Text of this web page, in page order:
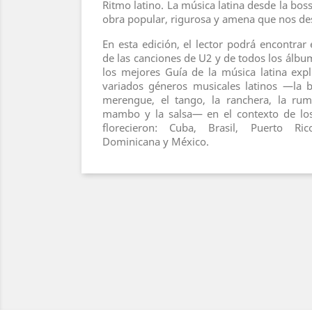
Ritmo latino. La música latina desde la
obra popular, rigurosa y amena que nos
En esta edición, el lector podrá
de las canciones de U2 y de todos los
los mejores Guía de la música latina
variados géneros musicales latinos —la
merengue, el tango, la ranchera, la
mambo y la salsa— en el contexto de
florecieron: Cuba, Brasil, Puerto
Dominicana y México.